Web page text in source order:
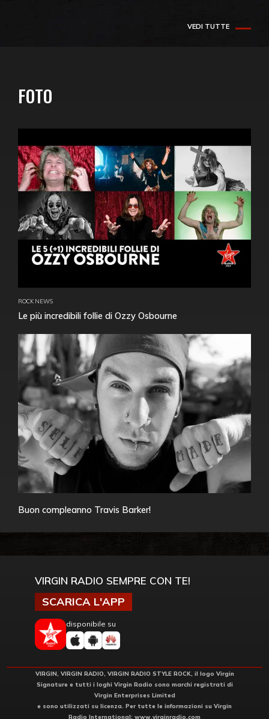
VEDI TUTTE
FOTO
ROCK NEWS
Le più incredibili follie di Ozzy Osbourne
Buon compleanno Travis Barker!
VIRGIN RADIO SEMPRE CON TE!
SCARICA L'APP
disponibile su
VIRGIN, VIRGIN RADIO, VIRGIN RADIO STYLE ROCK, il logo Virgin
Signature e tutti i loghi Virgin Radio sono marchi registrati di
Virgin Enterprises Limited
e sono utilizzati su licenza. Per tutte le informazioni su Virgin
Radio International: www.virginradio.com